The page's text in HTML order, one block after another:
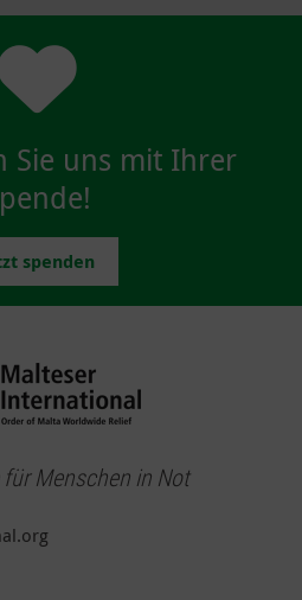
Sie uns mit Ihrer
spenden
Menschen in Not